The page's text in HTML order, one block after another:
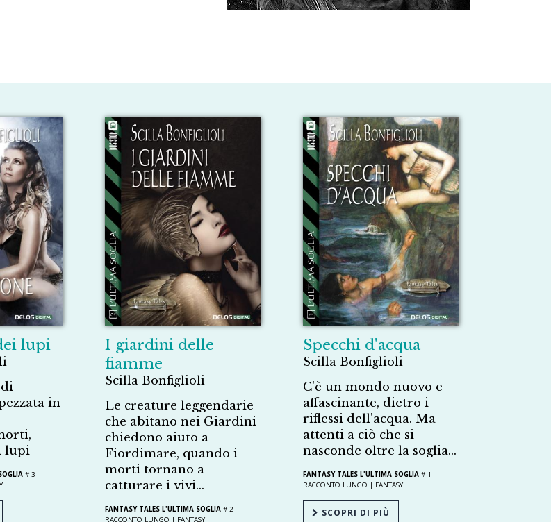
lupi
in
lupi
# 3
I giardini delle
fiamme
Scilla Bonfiglioli
Le creature leggendarie
che abitano nei Giardini
chiedono aiuto a
Fiordimare, quando i
morti tornano a
catturare i vivi...
FANTASY TALES L'ULTIMA SOGLIA # 2
RACCONTO LUNGO | FANTASY
Specchi d'acqua
Scilla Bonfiglioli
C'è un mondo nuovo e
affascinante, dietro i
riflessi dell'acqua. Ma
attenti a ciò che si
nasconde oltre la soglia...
FANTASY TALES L'ULTIMA SOGLIA # 1
RACCONTO LUNGO | FANTASY
SCOPRI DI PIÙ